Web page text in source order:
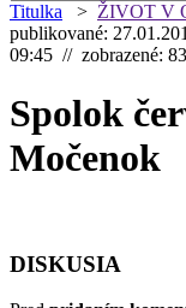
Titulka > ŽIVOT V
publikované:
09:45 // zobrazené:
Spolok
Močenok
DISKUSIA